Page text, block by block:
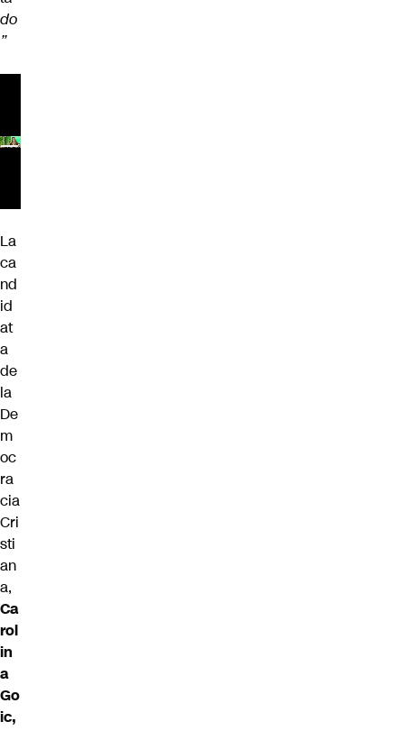
do
”
La
ca
nd
id
at
a
de
la
De
m
oc
ra
cia
Cri
sti
an
a,
Ca
rol
in
a
Go
ic,